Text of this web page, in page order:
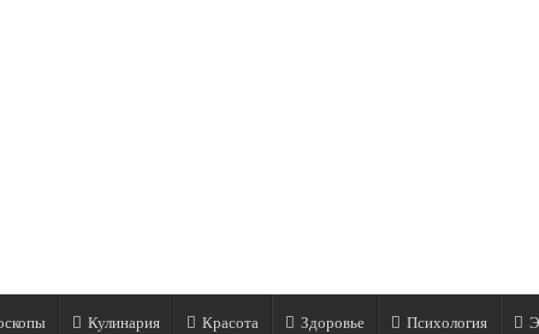
Кулинария Красота Здоровье Психология